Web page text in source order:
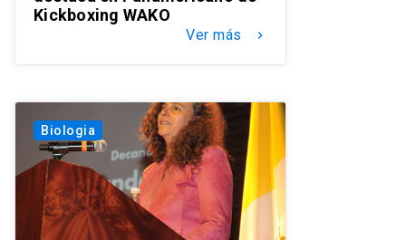
Kickboxing WAKO
Ver más keyboard_arrow_right
Biologia